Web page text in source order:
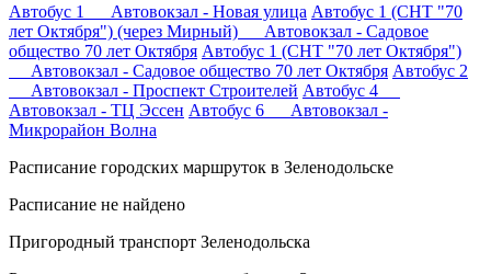
Автобус 1 Автовокзал - Новая улица Автобус 1 (СНТ "70
лет Октября") (через Мирный) Автовокзал - Садовое
общество 70 лет Октября Автобус 1 (СНТ "70 лет Октября")
Автовокзал - Садовое общество 70 лет Октября Автобус 2
Автовокзал - Проспект Строителей Автобус 4
Автовокзал - ТЦ Эссен Автобус 6 Автовокзал -
Микрорайон Волна
Расписание городских маршруток в Зеленодольске
Расписание не найдено
Пригородный транспорт Зеленодольска